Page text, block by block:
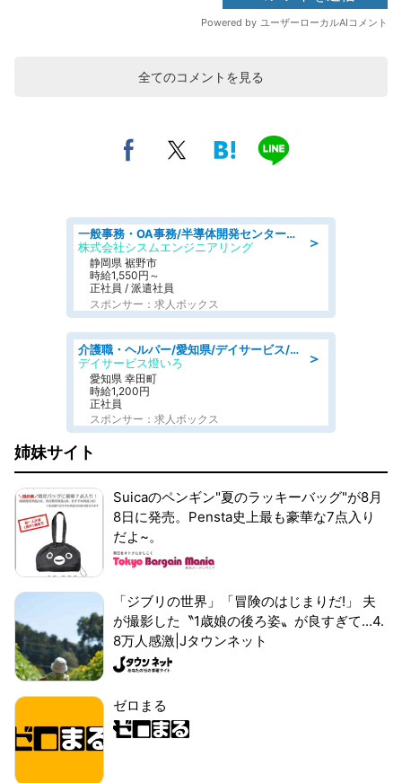
全てのコメントを見る
＞
一般事務・OA事務/半導体開発センター内で事務&軽作業スタッフ、募集
株式会社シスムエンジニアリング
静岡県 裾野市
時給1,550円～
正社員 / 派遣社員
スポンサー：求人ボックス
＞
介護職・ヘルパー/愛知県/デイサービス/JR東海道本線 幸田/額田郡幸田町
デイサービス燈いろ
愛知県 幸田町
時給1,200円
正社員
スポンサー：求人ボックス
姉妹サイト
Suicaのペンギン"夏のラッキーバッグ"が8月
8日に発売。Pensta史上最も豪華な7点入り
だよ~。
「ジブリの世界」「冒険のはじまりだ!」 夫
が撮影した〝1歳娘の後ろ姿〟が良すぎて...4.
8万人感激|Jタウンネット
ゼロまる